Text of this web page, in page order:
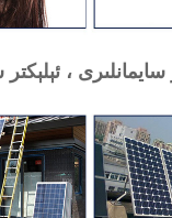
سايمانلىرى ،